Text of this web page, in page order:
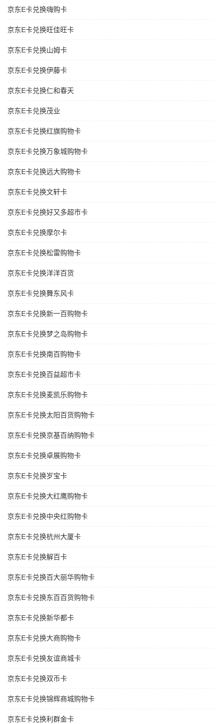
京东E卡兑换嗨购卡
京东E卡兑换旺佳旺卡
京东E卡兑换山姆卡
京东E卡兑换伊藤卡
京东E卡兑换仁和春天
京东E卡兑换茂业
京东E卡兑换红旗购物卡
京东E卡兑换万象城购物卡
京东E卡兑换远大购物卡
京东E卡兑换文轩卡
京东E卡兑换好又多超市卡
京东E卡兑换摩尔卡
京东E卡兑换松雷购物卡
京东E卡兑换洋洋百货
京东E卡兑换舞东风卡
京东E卡兑换新一百购物卡
京东E卡兑换梦之岛购物卡
京东E卡兑换南百购物卡
京东E卡兑换百益超市卡
京东E卡兑换麦凯乐购物卡
京东E卡兑换太阳百货购物卡
京东E卡兑换京基百纳购物卡
京东E卡兑换卓展购物卡
京东E卡兑换岁宝卡
京东E卡兑换大红鹰购物卡
京东E卡兑换中央红购物卡
京东E卡兑换杭州大厦卡
京东E卡兑换解百卡
京东E卡兑换百大丽华购物卡
京东E卡兑换东百百货购物卡
京东E卡兑换新华都卡
京东E卡兑换大商购物卡
京东E卡兑换友谊商城卡
京东E卡兑换双币卡
京东E卡兑换锦辉商城购物卡
京东E卡兑换利群金卡